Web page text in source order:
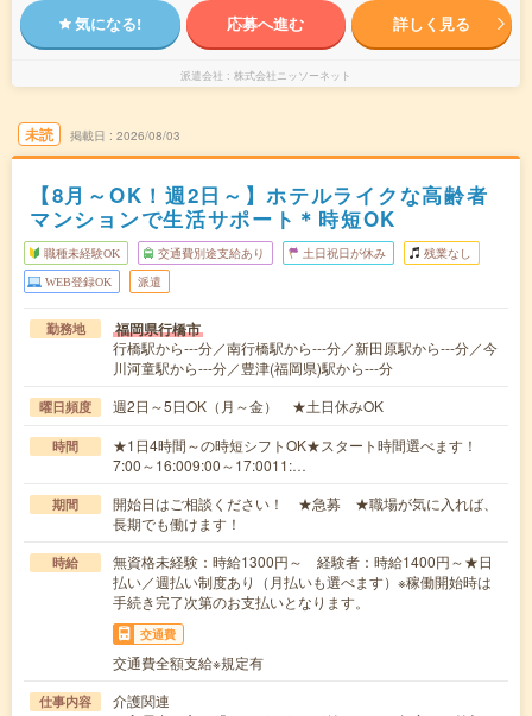
気になる! 応募へ進む 詳しく見る
派遣会社 株式会社ニッソーネット
未読 掲載日 2026/08/03
【8月～OK！週2日～】ホテルライクな高齢者
マンションで生活サポート＊時短OK
職種未経験OK 交通費別途支給あり 土日祝日が休み 残業なし
WEB登録OK 派遣
勤務地 福岡県行橋市
行橋駅から---分／南行橋駅から---分／新田原駅から---分／今
川河童駅から---分／豊津(福岡県)駅から---分
曜日頻度 週2日～5日OK（月～金） ★土日休みOK
時間
★1日4時間～の時短シフトOK★スタート時間選べます！
7:00～16:009:00～17:0011:…
期間
開始日はご相談ください！ ★急募 ★職場が気に入れば、
長期でも働けます！
時給
無資格未経験：時給1300円～ 経験者：時給1400円～★日
払い／週払い制度あり（月払いも選べます）※稼働開始時は
手続き完了次第のお支払いとなります。
交通費
交通費全額支給※規定有
仕事内容
介護関連